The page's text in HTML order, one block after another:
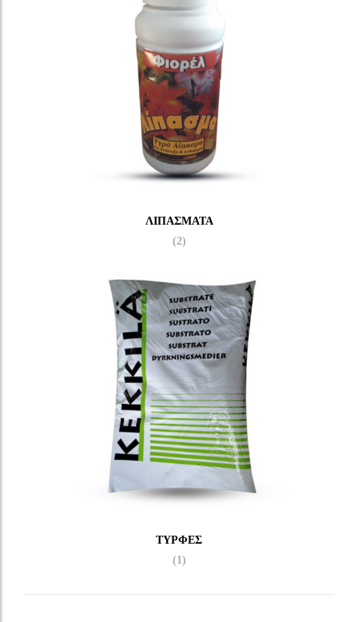
ΛΙΠΆΣΜΑΤΑ
(2)
ΤΎΡΦΕΣ
(1)